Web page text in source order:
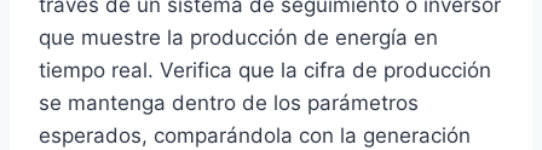
través de un sistema de seguimiento o inversor
que muestre la producción de energía en
tiempo real. Verifica que la cifra de producción
se mantenga dentro de los parámetros
esperados, comparándola con la generación